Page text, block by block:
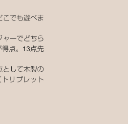
でも遊べま
ーでどちら
点。13点先
として木製の
リプレット